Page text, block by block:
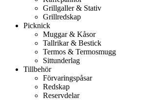
Grillgaller & Stativ
Grillredskap
Picknick
Muggar & Kåsor
Tallrikar & Bestick
Termos & Termosmugg
Sittunderlag
Tillbehör
Förvaringspåsar
Redskap
Reservdelar